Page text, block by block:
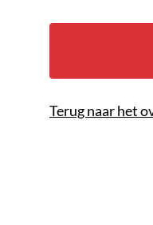
Terug naar het